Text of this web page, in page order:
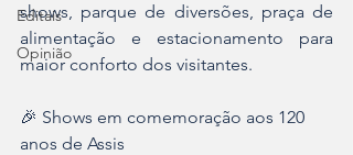
Editais
Opinião
shows, parque de diversões, praça de
alimentação e estacionamento para
maior conforto dos visitantes.
🎉 Shows em comemoração aos 120
anos de Assis